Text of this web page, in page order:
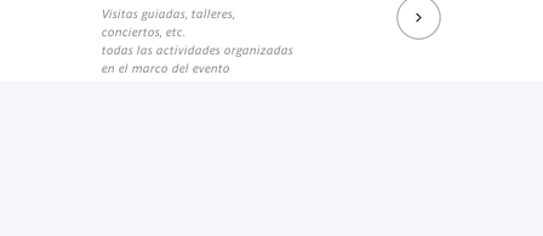
Visitas guiadas, talleres,
conciertos, etc.
todas las actividades organizadas
en el marco del evento